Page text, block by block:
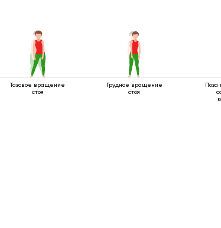
Тазовое вращение
стоя
Грудное вращение
стоя
Поза